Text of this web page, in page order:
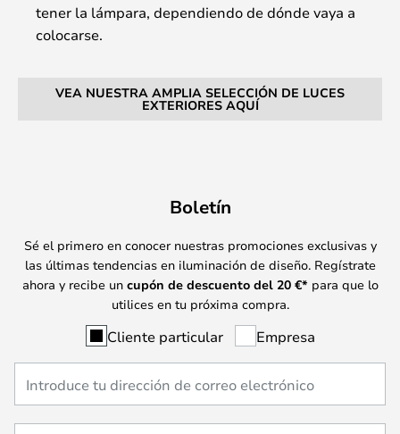
tener la lámpara, dependiendo de dónde vaya a
colocarse.
VEA NUESTRA AMPLIA SELECCIÓN DE LUCES
EXTERIORES AQUÍ
Boletín
Sé el primero en conocer nuestras promociones exclusivas y
las últimas tendencias en iluminación de diseño. Regístrate
ahora y recibe un cupón de descuento del 20 €* para que lo
utilices en tu próxima compra.
Cliente particular Empresa